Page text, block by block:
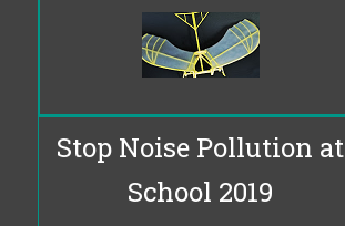
Stop Noise Pollution at
School 2019